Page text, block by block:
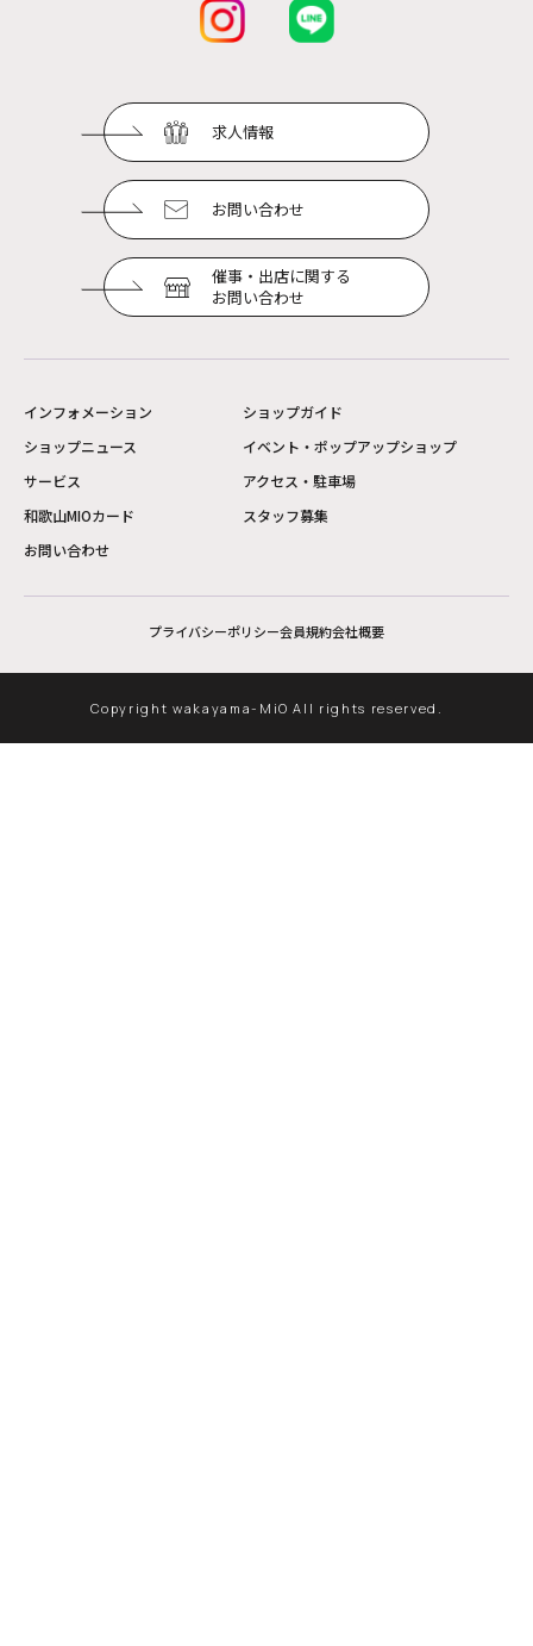
求人情報
お問い合わせ
催事・出店に関する
お問い合わせ
インフォメーション
ショップガイド
ショップニュース
イベント・ポップアップショップ
サービス
アクセス・駐車場
和歌山MIOカード
スタッフ募集
お問い合わせ
プライバシーポリシー会員規約会社概要
Copyright wakayama-MiO All rights reserved.